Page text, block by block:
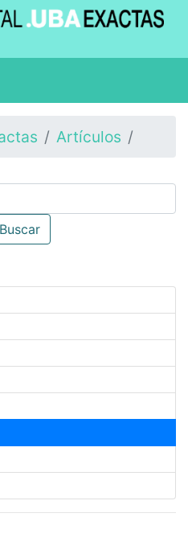
Artículos